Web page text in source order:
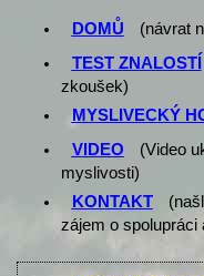
DOMŮ
(návrat
TEST ZNALOSTÍ
zkoušek)
MYSLIVECKÝ
VIDEO
(Video
myslivosti)
KONTAKT
zájem o spolupráci